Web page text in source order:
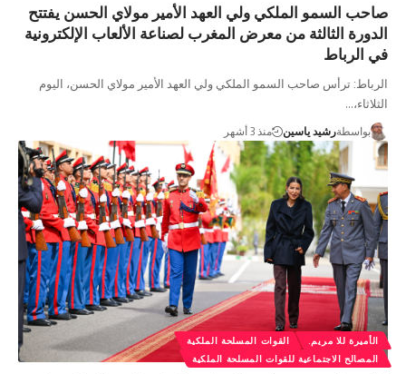
صاحب السمو الملكي ولي العهد الأمير مولاي الحسن يفتتح
الدورة الثالثة من معرض المغرب لصناعة الألعاب الإلكترونية
في الرباط
الرباط: ترأس صاحب السمو الملكي ولي العهد الأمير مولاي الحسن، اليوم
الثلاثاء،…
بواسطةرشيد ياسين منذ 3 أشهر
الأميرة للا مريم.
القوات المسلحة الملكية
المصالح الاجتماعية للقوات المسلحة الملكية